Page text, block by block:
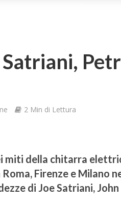
2 Min di Lettura
miti della chitarra
Firenze e Milano
di Joe Satriani,